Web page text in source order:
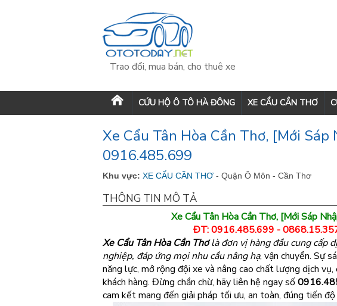
Trao đổi, mua bán, cho thuê xe
CỨU HỘ Ô TÔ HÀ ĐÔNG XE CẨU CẦN THƠ
Xe Cẩu Tân Hòa Cần Thơ, [Mới
0916.485.699
Khu vực: XE CẨU CẦN THƠ - Quận Ô Môn - Cần Thơ
THÔNG TIN MÔ TẢ
Xe Cẩu Tân Hòa Cần Thơ, [Mới Sáp
ĐT: 0916.485.699 -
Xe Cẩu Tân Hòa Cần Thơlà đơn vị hàng đầu cung cấp
nghiệp, đáp ứng mọi nhu cầu nâng hạ, vận chuyển. Sự
năng lực, mở rộng đội xe và nâng cao chất lượng dịch
khách hàng. Đừng chần chừ, hãy liên hệ ngay số
cam kết mang đến giải pháp tối ưu, an toàn, đúng tiến độ